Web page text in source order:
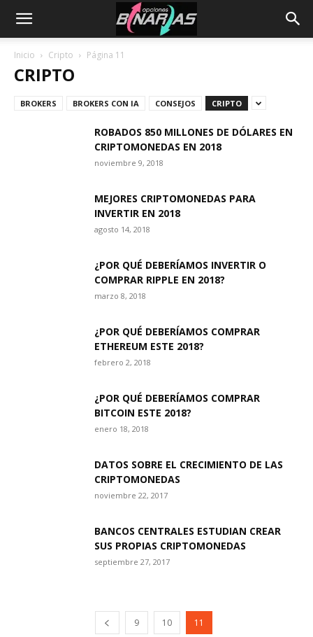
Inicio Cripto Página 11
CRIPTO
BROKERS BROKERS CON IA CONSEJOS CRIPTO
ROBADOS 850 MILLONES DE DÓLARES EN
CRIPTOMONEDAS EN 2018
noviembre 9, 2018
MEJORES CRIPTOMONEDAS PARA
INVERTIR EN 2018
agosto 14, 2018
¿POR QUÉ DEBERÍAMOS INVERTIR O
COMPRAR RIPPLE EN 2018?
marzo 8, 2018
¿POR QUÉ DEBERÍAMOS COMPRAR
ETHEREUM ESTE 2018?
febrero 2, 2018
¿POR QUÉ DEBERÍAMOS COMPRAR
BITCOIN ESTE 2018?
enero 18, 2018
DATOS SOBRE EL CRECIMIENTO DE LAS
CRIPTOMONEDAS
noviembre 22, 2017
BANCOS CENTRALES ESTUDIAN CREAR
SUS PROPIAS CRIPTOMONEDAS
septiembre 27, 2017
9 10 11